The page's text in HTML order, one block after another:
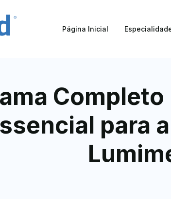
Página Inicial
para